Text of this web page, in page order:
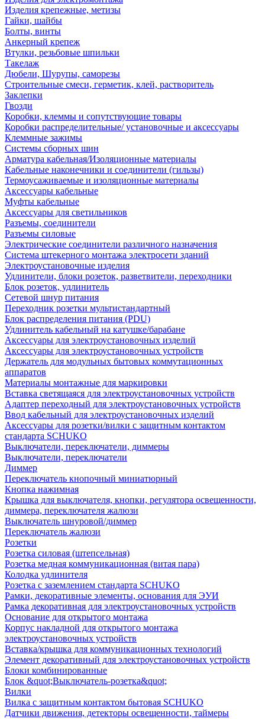
Изделия крепежные, метизы
Гайки, шайбы
Болты, винты
Анкерный крепеж
Втулки, резьбовые шпильки
Такелаж
Дюбели, Шурупы, саморезы
Строительные смеси, герметик, клей, растворитель
Заклепки
Гвозди
Коробки, клеммы и сопутствующие товары
Коробки распределительные/ установочные и аксессуары
Клеммные зажимы
Системы сборных шин
Арматура кабельная/Изоляционные материалы
Кабельные наконечники и соединители (гильзы)
Термоусаживаемые и изоляционные материалы
Аксессуары кабельные
Муфты кабельные
Аксессуары для светильников
Разъемы, соединители
Разъемы силовые
Электрические соединители различного назначения
Система штекерного монтажа электросети зданий
Электроустановочные изделия
Удлинители, блоки розеток, разветвители, переходники
Блок розеток, удлинитель
Сетевой шнур питания
Переходник розетки мультистандартный
Блок распределения питания (PDU)
Удлинитель кабельный на катушке/барабане
Аксессуары для электроустановочных изделий
Аксессуары для электроустановочных устройств
Держатель для модульных бытовых коммутационных
аппаратов
Материалы монтажные для маркировки
Вставка светящаяся для электроустановочных устройств
Адаптер переходный для электроустановочных устройств
Ввод кабельный для электроустановочных изделий
Аксессуары для розетки/вилки с защитным контактом
стандарта SCHUKO
Выключатели, переключатели, диммеры
Выключатели, переключатели
Диммер
Переключатель кнопочный миниатюрный
Кнопка нажимная
Крышка для выключателя, кнопки, регулятора освещенности,
диммера, переключателя жалюзи
Выключатель шнуровой/диммер
Переключатель жалюзи
Розетки
Розетка силовая (штепсельная)
Розетка медная коммуникационная (витая пара)
Колодка удлинителя
Розетка с заземлением стандарта SCHUKO
Рамки, декоративные элементы, основания для ЭУИ
Рамка декоративная для электроустановочных устройств
Основание для открытого монтажа
Корпус накладной для открытого монтажа
электроустановочных устройств
Вставка/крышка для коммуникационных технологий
Элемент декоративный для электроустановочных устройств
Блоки комбинированные
Блок &quot;Выключатель-розетка&quot;
Вилки
Вилка с защитным контактом бытовая SCHUKO
Датчики движения, детекторы освещенности, таймеры